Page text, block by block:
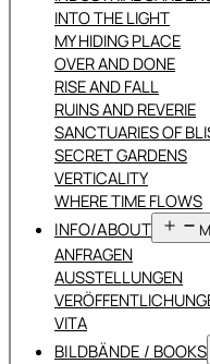
INTO THE LIGHT
MY HIDING PLACE
OVER AND DONE
RISE AND FALL
RUINS AND REVERIE
SANCTUARIES OF
SECRET GARDENS
VERTICALITY
WHERE TIME FLOWS
INFO/ABOUT
ANFRAGEN
AUSSTELLUNGEN
VITA
BILDBÄNDE / BOOKS